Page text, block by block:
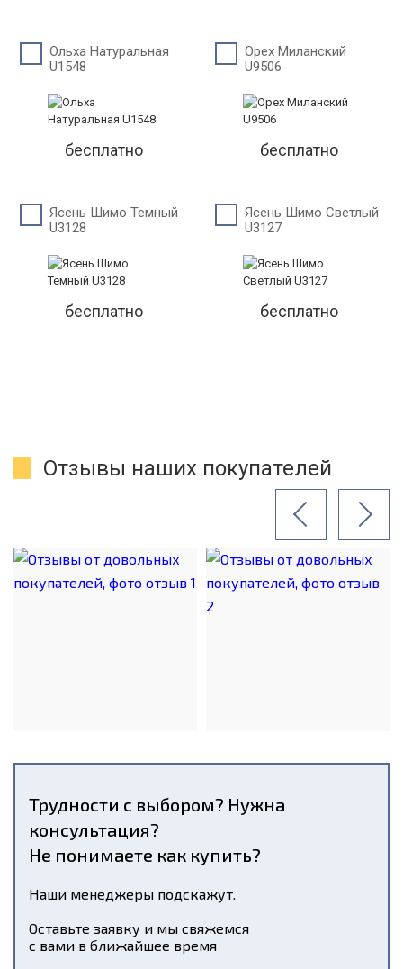
Ольха Натуральная
U1548
бесплатно
Орех Миланский
U9506
бесплатно
Ясень Шимо Темный
U3128
бесплатно
Ясень Шимо Светлый
U3127
бесплатно
Отзывы наших покупателей
Трудности с выбором? Нужна
консультация?
Не понимаете как купить?
Наши менеджеры подскажут.
Оставьте заявку и мы свяжемся
с вами в ближайшее время